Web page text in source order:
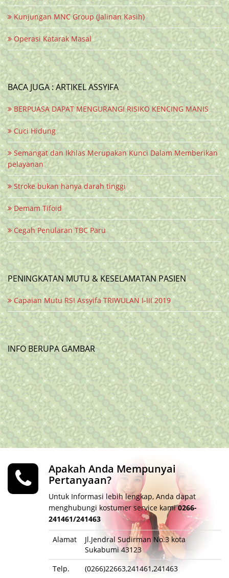
Kunjungan MNC Group (Jalinan Kasih)
Operasi Katarak Masal
BACA JUGA : ARTIKEL ASSYIFA
BERPUASA DAPAT MENGURANGI RISIKO KENCING MANIS
Cuci Hidung
Semangat dan Ikhlas Merupakan Kunci Dalam Memberikan
pelayanan
Stroke bukan hanya darah tinggi
Demam Tifoid
Cegah Penularan TBC Paru
PENINGKATAN MUTU & KESELAMATAN PASIEN
Capaian Mutu RSI Assyifa TRIWULAN I-III 2019
INFO BERUPA GAMBAR
Apakah Anda Mempunyai
Pertanyaan?
Untuk Informasi lebih lengkap, Anda dapat
menghubungi kostumer service kami0266-
241461/241463
Alamat
Jl.Jendral Sudirman No.3 kota
Sukabumi 43123
Telp.
(0266)22663,241461,241463